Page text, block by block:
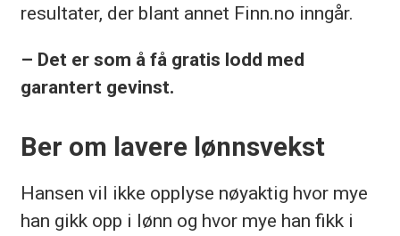
resultater, der blant annet Finn.no inngår.
– Det er som å få gratis lodd med
garantert gevinst.
Ber om lavere lønnsvekst
Hansen vil ikke opplyse nøyaktig hvor mye
han gikk opp i lønn og hvor mye han fikk i